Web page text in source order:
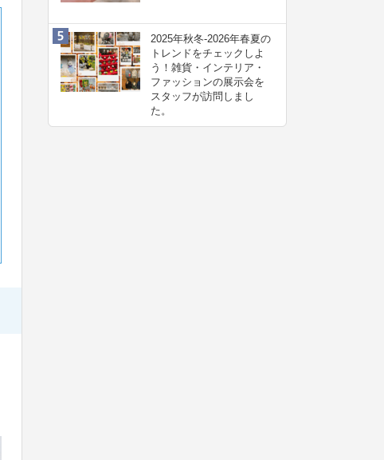
2025年秋冬-2026年春夏の
トレンドをチェックしよ
う！雑貨・インテリア・
ファッションの展示会を
スタッフが訪問しまし
た。